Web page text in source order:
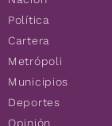
Política
Cartera
Metrópoli
Municipios
Deportes
Opinión